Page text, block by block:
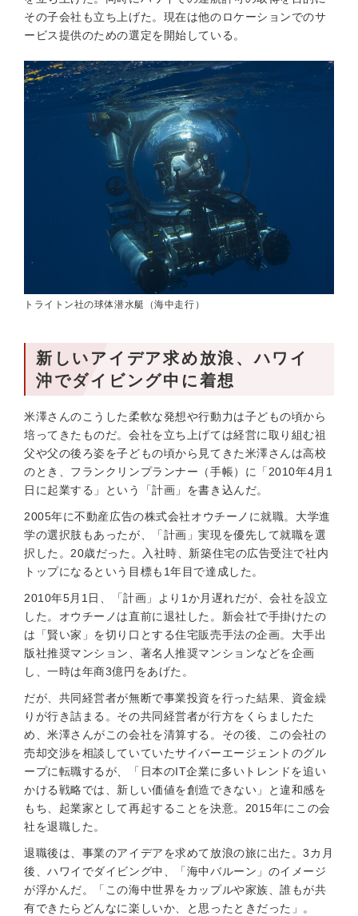
その子会社も立ち上げた。現在は他のロケーションでのサ
ービス提供のための選定を開始している。
トライトン社の球体潜水艇（海中走行）
新しいアイデア求め放浪、ハワイ
沖でダイビング中に着想
米澤さんのこうした柔軟な発想や行動力は子どもの頃から
培ってきたものだ。会社を立ち上げては経営に取り組む祖
父や父の後ろ姿を子どもの頃から見てきた米澤さんは高校
のとき、フランクリンプランナー（手帳）に「2010年4月1
日に起業する」という「計画」を書き込んだ。
2005年に不動産広告の株式会社オウチーノに就職。大学進
学の選択肢もあったが、「計画」実現を優先して就職を選
択した。20歳だった。入社時、新築住宅の広告受注で社内
トップになるという目標も1年目で達成した。
2010年5月1日、「計画」より1か月遅れだが、会社を設立
した。オウチーノは直前に退社した。新会社で手掛けたの
は「賢い家」を切り口とする住宅販売手法の企画。大手出
版社推奨マンション、著名人推奨マンションなどを企画
し、一時は年商3億円をあげた。
だが、共同経営者が無断で事業投資を行った結果、資金繰
りが行き詰まる。その共同経営者が行方をくらましたた
め、米澤さんがこの会社を清算する。その後、この会社の
売却交渉を相談していていたサイバーエージェントのグル
ープに転職するが、「日本のIT企業に多いトレンドを追い
かける戦略では、新しい価値を創造できない」と違和感を
もち、起業家として再起することを決意。2015年にこの会
社を退職した。
退職後は、事業のアイデアを求めて放浪の旅に出た。3カ月
後、ハワイでダイビング中、「海中バルーン」のイメージ
が浮かんだ。「この海中世界をカップルや家族、誰もが共
有できたらどんなに楽しいか、と思ったときだった」。